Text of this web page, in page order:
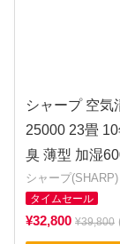
シャープ 空気
25000 23畳
臭 薄型 加湿
シャープ(SHARP)
タイムセール
¥32,800 ¥39,800